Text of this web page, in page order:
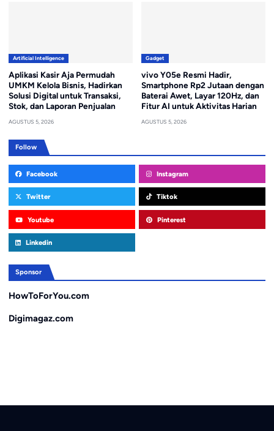
Artificial Intelligence
Aplikasi Kasir Aja Permudah
UMKM Kelola Bisnis, Hadirkan
Solusi Digital untuk Transaksi,
Stok, dan Laporan Penjualan
AGUSTUS 5, 2026
Gadget
vivo Y05e Resmi Hadir,
Smartphone Rp2 Jutaan dengan
Baterai Awet, Layar 120Hz, dan
Fitur AI untuk Aktivitas Harian
AGUSTUS 5, 2026
Follow
Facebook Instagram
Twitter Tiktok
Youtube Pinterest
Linkedin
Sponsor
HowToForYou.com
Digimagaz.com